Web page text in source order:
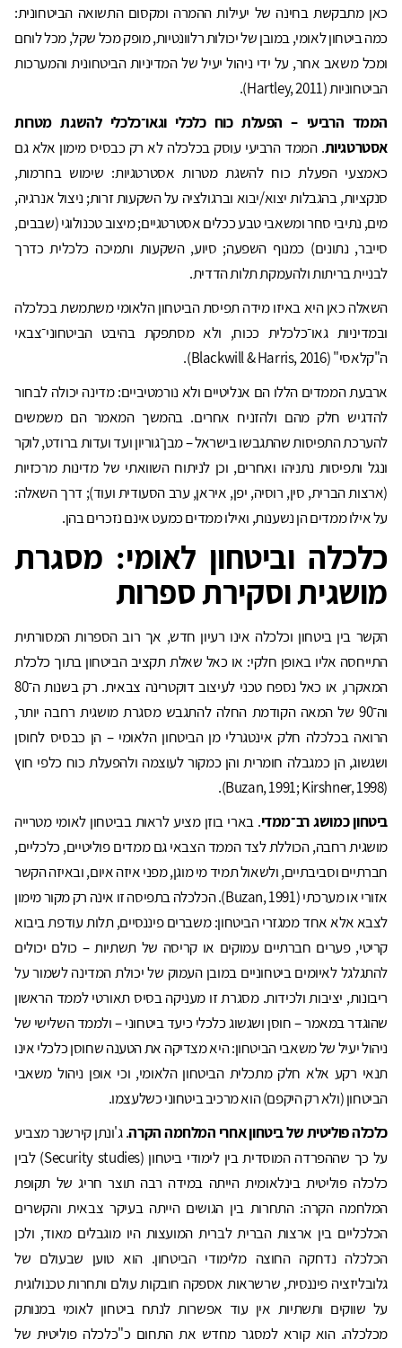
כאן מתבקשת בחינה של יעילות ההמרה ומקסום התשואה הביטחונית:
כמה ביטחון לאומי, במובן של יכולות רלוונטיות, מופק מכל שקל, מכל לוחם
ומכל משאב אחר, על ידי ניהול יעיל של המדיניות הביטחונית והמערכות
הביטחוניות (Hartley, 2011).
הממד הרביעי – הפעלת כוח כלכלי וגאו־כלכלי להשגת מטרות
אסטרטגיות. הממד הרביעי עוסק בכלכלה לא רק כבסיס מימון אלא גם
כאמצעי הפעלת כוח להשגת מטרות אסטרטגיות: שימוש בחרמות,
סנקציות, בהגבלות יצוא/יבוא וברגולציה על השקעות זרות; ניצול אנרגיה,
מים, נתיבי סחר ומשאבי טבע ככלים אסטרטגיים; מיצוב טכנולוגי (שבבים,
סייבר, נתונים) כמנוף השפעה; סיוע, השקעות ותמיכה כלכלית כדרך
לבניית בריתות ולהעמקת תלות הדדית.
השאלה כאן היא באיזו מידה תפיסת הביטחון הלאומי משתמשת בכלכלה
ובמדיניות גאו־כלכלית ככוח, ולא מסתפקת בהיבט הביטחוני־צבאי
ה"קלאסי" (Blackwill & Harris, 2016).
ארבעת הממדים הללו הם אנליטיים ולא נורמטיביים: מדינה יכולה לבחור
להדגיש חלק מהם ולהזניח אחרים. בהמשך המאמר הם משמשים
להערכת התפיסות שהתגבשו בישראל – מבן־גוריון ועד ועדות ברודט, לוקר
ונגל ותפיסות נתניהו ואחרים, וכן לניתוח השוואתי של מדינות מרכזיות
(ארצות הברית, סין, רוסיה, יפן, איראן, ערב הסעודית ועוד); דרך השאלה:
על אילו ממדים הן נשענות, ואילו ממדים כמעט אינם נזכרים בהן.
כלכלה וביטחון לאומי: מסגרת
מושגית וסקירת ספרות
הקשר בין ביטחון וכלכלה אינו רעיון חדש, אך רוב הספרות המסורתית
התייחסה אליו באופן חלקי: או כאל שאלת תקציב הביטחון בתוך כלכלת
המאקרו, או כאל נספח טכני לעיצוב דוקטרינה צבאית. רק בשנות ה־80
וה־90 של המאה הקודמת החלה להתגבש מסגרת מושגית רחבה יותר,
הרואה בכלכלה חלק אינטגרלי מן הביטחון הלאומי – הן כבסיס לחוסן
ושגשוג, הן כמגבלה חומרית והן כמקור לעוצמה ולהפעלת כוח כלפי חוץ
(Buzan, 1991; Kirshner, 1998).
ביטחון כמושג רב־ממדי. בארי בוזן מציע לראות בביטחון לאומי מטרייה
מושגית רחבה, הכוללת לצד הממד הצבאי גם ממדים פוליטיים, כלכליים,
חברתיים וסביבתיים, ולשאול תמיד מי מוגן, מפני איזה איום, ובאיזה הקשר
אזורי או מערכתי (Buzan, 1991). הכלכלה בתפיסה זו אינה רק מקור מימון
לצבא אלא אחד ממגזרי הביטחון: משברים פיננסיים, תלות עודפת ביבוא
קריטי, פערים חברתיים עמוקים או קריסה של תשתיות – כולם יכולים
להתגלגל לאיומים ביטחוניים במובן העמוק של יכולת המדינה לשמור על
ריבונות, יציבות ולכידות. מסגרת זו מעניקה בסיס תאורטי לממד הראשון
שהוגדר במאמר – חוסן ושגשוג כלכלי כיעד ביטחוני – ולממד השלישי של
ניהול יעיל של משאבי הביטחון: היא מצדיקה את הטענה שחוסן כלכלי אינו
תנאי רקע אלא חלק מתכלית הביטחון הלאומי, וכי אופן ניהול משאבי
הביטחון (ולא רק היקפם) הוא מרכיב ביטחוני כשלעצמו.
כלכלה פוליטית של ביטחון אחרי המלחמה הקרה. ג'ונתן קירשנר מצביע
על כך שההפרדה המוסדית בין לימודי ביטחון (Security studies) לבין
כלכלה פוליטית בינלאומית הייתה במידה רבה תוצר חריג של תקופת
המלחמה הקרה: התחרות בין הגושים הייתה בעיקר צבאית והקשרים
הכלכליים בין ארצות הברית לברית המועצות היו מוגבלים מאוד, ולכן
הכלכלה נדחקה החוצה מלימודי הביטחון. הוא טוען שבעולם של
גלובליזציה פיננסית, שרשראות אספקה חובקות עולם ותחרות טכנולוגית
על שווקים ותשתיות אין עוד אפשרות לנתח ביטחון לאומי במנותק
מכלכלה. הוא קורא למסגר מחדש את התחום כ"כלכלה פוליטית של